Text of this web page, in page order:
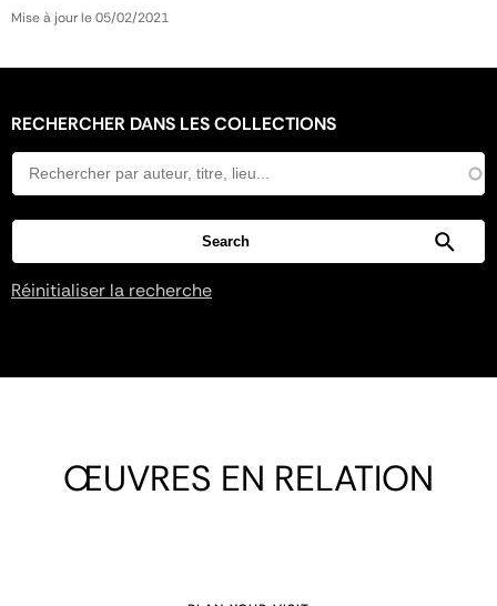
Mise à jour le 05/02/2021
RECHERCHER DANS LES COLLECTIONS
Réinitialiser la recherche
ŒUVRES EN RELATION